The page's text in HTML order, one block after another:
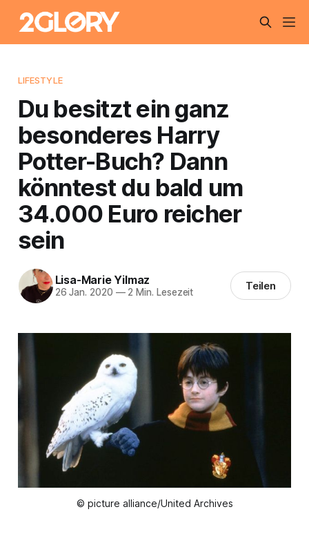
LIFESTYLE
Du besitzt ein ganz
besonderes Harry
Potter-Buch? Dann
könntest du bald um
34.000 Euro reicher
sein
Lisa-Marie Yilmaz
26 Jan. 2020 —2 Min. Lesezeit Teilen
© picture alliance/United Archives